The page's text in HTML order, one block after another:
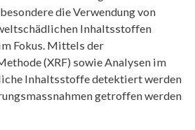
die Verwendung von
Inhaltsstoffen
Fokus. Mittels der
(XRF) sowie Analysen im
Inhaltsstoffe detektiert werden
getroffen werden